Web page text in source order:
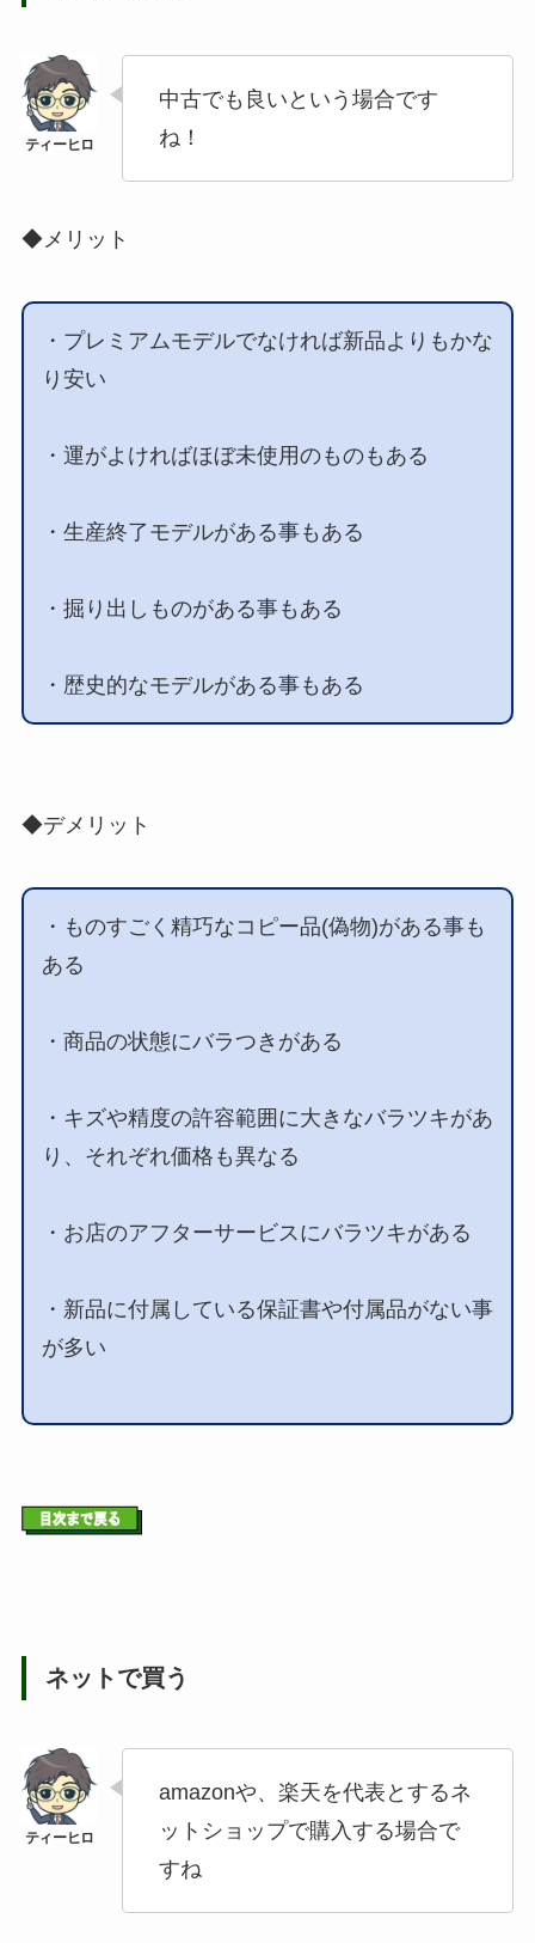
中古でも良いという場合です
ね！
◆メリット
・プレミアムモデルでなければ新品よりもかな
り安い
・運がよければほぼ未使用のものもある
・生産終了モデルがある事もある
・掘り出しものがある事もある
・歴史的なモデルがある事もある
◆デメリット
・ものすごく精巧なコピー品(偽物)がある事も
ある
・商品の状態にバラつきがある
・キズや精度の許容範囲に大きなバラツキがあ
り、それぞれ価格も異なる
・お店のアフターサービスにバラツキがある
・新品に付属している保証書や付属品がない事
が多い
ネットで買う
amazonや、楽天を代表とするネ
ットショップで購入する場合で
すね